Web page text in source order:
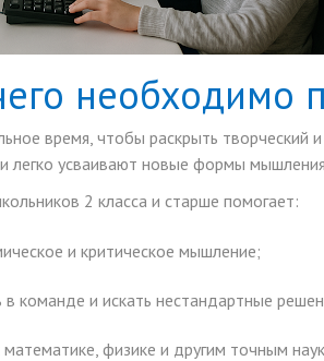
необходимо
время, чтобы раскрыть творческий
легко усваивают новые формы
2 класса и старше помогает:
и критическое мышление;
в команде и искать нестандартные
математике, физике и другим точным